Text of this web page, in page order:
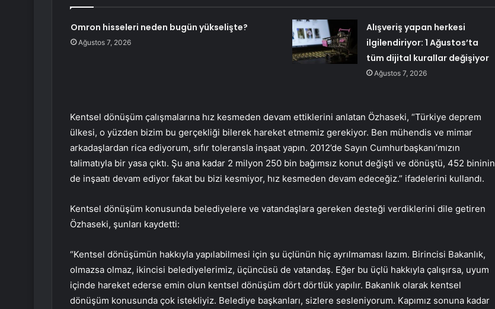
Omron hisseleri neden bugün yükselişte?
Ağustos 7, 2026
Alışveriş yapan herkesi
ilgilendiriyor: 1 Ağustos’ta
tüm dijital kurallar değişiyor
Ağustos 7, 2026
Kentsel dönüşüm çalışmalarına hız kesmeden devam ettiklerini anlatan Özhaseki, “Türkiye deprem
ülkesi, o yüzden bizim bu gerçekliği bilerek hareket etmemiz gerekiyor. Ben mühendis ve mimar
arkadaşlardan rica ediyorum, sıfır toleransla inşaat yapın. 2012’de Sayın Cumhurbaşkanı’mızın
talimatıyla bir yasa çıktı. Şu ana kadar 2 milyon 250 bin bağımsız konut değişti ve dönüştü, 452 bininin
de inşaatı devam ediyor fakat bu bizi kesmiyor, hız kesmeden devam edeceğiz.” ifadelerini kullandı.
Kentsel dönüşüm konusunda belediyelere ve vatandaşlara gereken desteği verdiklerini dile getiren
Özhaseki, şunları kaydetti:
“Kentsel dönüşümün hakkıyla yapılabilmesi için şu üçlünün hiç ayrılmaması lazım. Birincisi Bakanlık,
olmazsa olmaz, ikincisi belediyelerimiz, üçüncüsü de vatandaş. Eğer bu üçlü hakkıyla çalışırsa, uyum
içinde hareket ederse emin olun kentsel dönüşüm dört dörtlük yapılır. Bakanlık olarak kentsel
dönüşüm konusunda çok istekliyiz. Belediye başkanları, sizlere sesleniyorum. Kapımız sonuna kadar